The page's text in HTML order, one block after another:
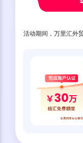
活动期间，万里汇外